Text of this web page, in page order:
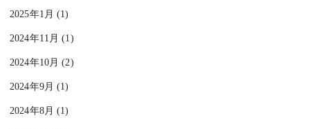
2025年1月 (1)
2024年11月 (1)
2024年10月 (2)
2024年9月 (1)
2024年8月 (1)